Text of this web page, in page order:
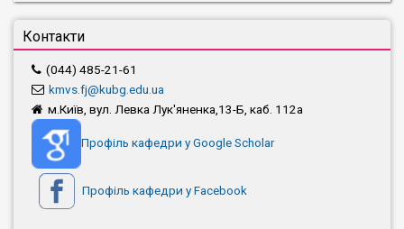
Контакти
(044) 485-21-61
kmvs.fj@kubg.edu.ua
м.Київ, вул. Левка Лук'яненка,13-Б, каб. 112а
Профіль кафедри у Google Scholar
Профіль кафедри у Facebook